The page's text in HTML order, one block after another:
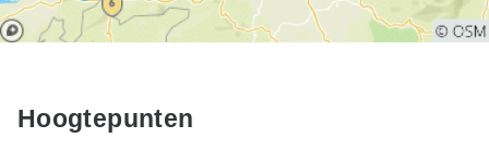
Hoogtepunten